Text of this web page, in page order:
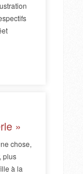
»
chose,
plus
à la